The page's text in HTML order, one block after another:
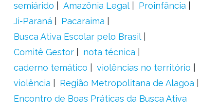
semiárido
Amazônia Legal
Proinfância
Ji-Paraná
Pacaraima
Busca Ativa Escolar pelo Brasil
Comitê Gestor
nota técnica
caderno temático
violências no território
violência
Região Metropolitana de Alagoa
Encontro de Boas Práticas da Busca Ativa